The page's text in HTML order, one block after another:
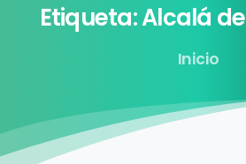
Etiqueta:Alcalá de
Inicio